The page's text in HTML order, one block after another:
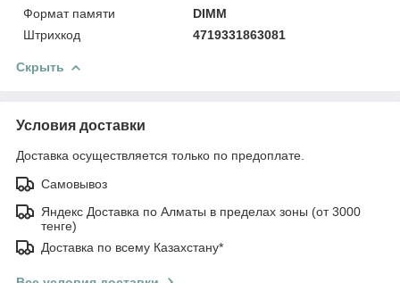
Формат памяти
DIMM
Штрихкод
4719331863081
Скрыть
Условия доставки
Доставка осуществляется только по предоплате.
Самовывоз
Яндекс Доставка по Алматы в пределах зоны (от 3000
тенге)
Доставка по всему Казахстану*